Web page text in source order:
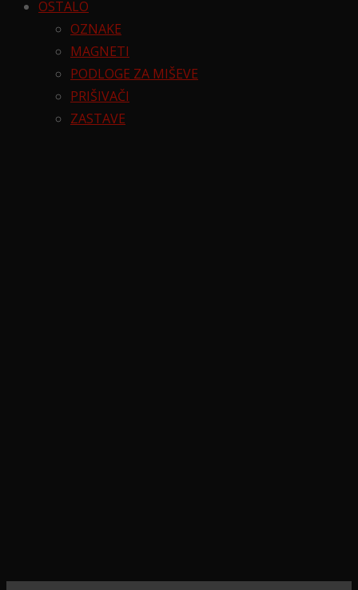
OSTALO
OZNAKE
MAGNETI
PODLOGE ZA MIŠEVE
PRIŠIVAČI
ZASTAVE